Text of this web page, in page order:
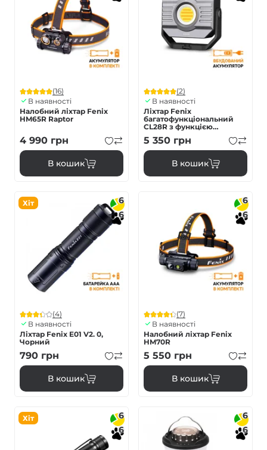
(16)
В наявності
Налобний ліхтар Fenix
HM65R Raptor
4 990 грн
В кошик
(2)
В наявності
Ліхтар Fenix
багатофункціональний
CL28R з функцією
Powerbank (10 000 mAh)
5 350 грн
В кошик
Хіт
6
6
(4)
В наявності
Ліхтар Fenix E01 V2. 0,
Чорний
790 грн
В кошик
6
6
(7)
В наявності
Налобний ліхтар Fenix
HM70R
5 550 грн
В кошик
Хіт
6
6
6
6